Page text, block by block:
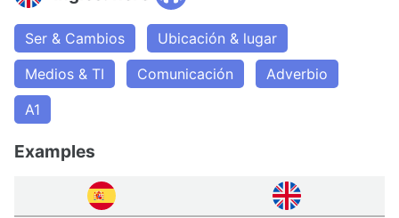
Ser & Cambios
Ubicación & lugar
Medios & TI
Comunicación
Adverbio
A1
Examples